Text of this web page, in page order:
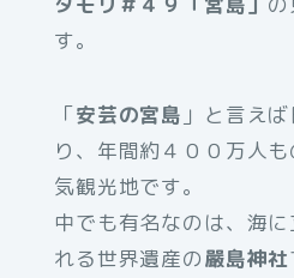
す。
「安芸の宮島 」と言え
り、年間約４００万人
気観光地です。
中でも有名なのは、海
れる世界遺産の嚴島神社